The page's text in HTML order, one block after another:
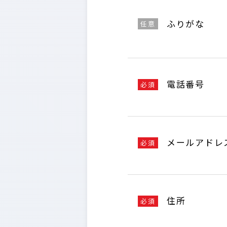
任意 ふりがな
必須 電話番号
必須 メールアドレ
必須 住所